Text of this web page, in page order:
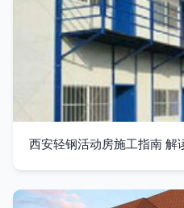
西安轻钢活动房施工指南 解